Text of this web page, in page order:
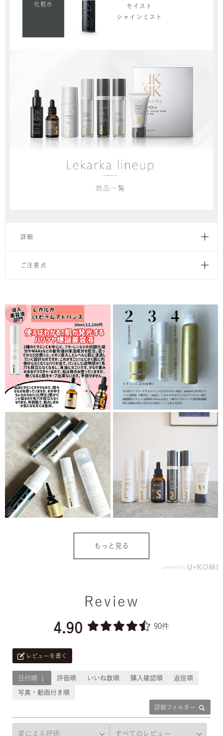
モイスト
シャインミスト
化粧水
詳細
ご注意点
もっと見る
Review
4.90 90件
レビューを書く
詳細フィルター
日付順 ↓ 評価順 いいね数順 購入確認順 返信順
写真・動画付き順